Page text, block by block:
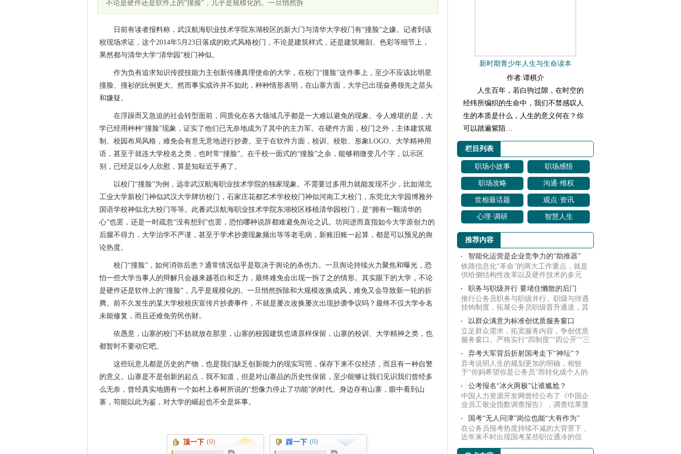
不论是硬件还是软件上的“撞脸”，几乎是规模化的。一旦悄然拆
日前有读者报料称，武汉航海职业技术学院东湖校区的新大门与清华大学校门有“撞脸”之嫌。记者到该
校现场求证，这个2014年5月23日落成的欧式风格校门，不论是建筑样式，还是建筑雕刻、色彩等细节上，
果然都与清华大学“清华园”校门神似。
作为负有追求知识传授技能力主创新传播真理使命的大学，在校门“撞脸”这件事上，至少不应该比明星
撞脸、撞衫的比例更大。然而事实或许并不如此，种种情形表明，在山寨方面，大学已出现奋勇领先之苗头
和嫌疑。
在浮躁而又急迫的社会转型面前，同质化在各大领域几乎都是一大难以避免的现象。令人难堪的是，大
学已经用种种“撞脸”现象，证实了他们已无奈地成为了其中的主力军。在硬件方面，校门之外，主体建筑规
制、校园布局风格，难免会有意无意地进行抄袭。至于在软件方面，校训、校歌、形象LOGO、大学精神用
语，甚至于就连大学校名之类，也时常“撞脸”。在千校一面式的“撞脸”之余，能够稍微变几个字，以示区
别，已经足以令人欣慰，算是知耻近乎勇了。
以校门“撞脸”为例，远非武汉航海职业技术学院的独家现象。不需要过多用力就能发现不少，比如湖北
工业大学新校门神似武汉大学牌坊校门，石家庄花都艺术学校校门神似河南工大校门，东莞北大学园博雅外
国语学校神似北大校门等等。此番武汉航海职业技术学院东湖校区移植清华园校门，是“拥有一颗清华的
心”也罢，还是一时疏忽“没有想到”也罢，恐怕哪种说辞都难避免舆论之讥。坊间进而直指如今大学原创力的
后腿不得力，大学治学不严谨，甚至于学术抄袭现象频出等等老毛病，新账旧账一起算，都是可以预见的舆
论热度。
校门“撞脸”，如何消弥后患？通常情况似乎是取决于舆论的杀伤力。一旦舆论持续火力聚焦和曝光，恐
怕一些大学当事人的辩解只会越来越苍白和乏力，最终难免会出现一拆了之的情形。其实眼下的大学，不论
是硬件还是软件上的“撞脸”，几乎是规模化的。一旦悄然拆除和大规模改换成风，难免又会导致新一轮的折
腾。前不久发生的某大学校校庆宣传片抄袭事件，不就是屡次改换屡次出现抄袭争议吗？最终不仅大学令名
未能修复，而且还难免劳民伤财。
依愚意，山寨的校门不妨就放在那里，山寨的校园建筑也请原样保留，山寨的校训、大学精神之类，也
都暂时不要动它吧。
这些玩意儿都是历史的产物，也是我们缺乏创新能力的现实写照，保存下来不仅经济，而且有一种自警
的意义。山寨是不是创新的起点，我不知道，但是对山寨品的历史性保留，至少能够让我们见识我们曾经多
么无奈，曾经真实地拥有一个如村上春树所说的“想像力停止了功能”的时代。身边存有山寨，眼中看到山
寨，苟能以此为鉴，对大学的崛起也不全是坏事。
顶一下 (0)
0%
踩一下 (0)
0%
新时期青少年人生与生命读本
作者:谭棋介
人生百年，若白驹过隙，在时空的
经纬所编织的生命中，我们不禁感叹人
生的本质是什么，人生的意义何在？你
可以踏遍紫陌…
栏目列表
职场小故事 职场感悟
职场攻略 沟通·维权
世相最话题 观点·资讯
心理·调研 智慧人生
推荐内容
智能化运营是企业竞争力的“助推器”
铁路信息化“革命”的两大工作重点，就是
供给侧结构性改革以及硬件技术的多元
化、专业...
职务与职级并行 要堵住懒散的后门
推行公务员职务与职级并行、职级与待遇
挂钩制度，拓展公务员职级晋升通道，其
目的就是...
以群众满意为标准创优质服务窗口
立足群众需求，拓宽服务内容，争创优质
服务窗口。严格实行“四制度”“四公开”“三
亮...
弃考大军背后折射国考走下“神坛”？
弃考说明人生的规划更加的明确，相较
于“你妈希望你是公务员”而转化成个人的
追求，这...
公考报名“冰火两极”让谁尴尬？
中国人力资源开发网曾经公布了《中国企
业员工敬业指数调查报告》，调查结果显
示政府机...
国考“无人问津”岗位也能“大有作为”
在公务员报考热度持续不减的大背景下，
近年来不时出现国考某些职位遇冷的信